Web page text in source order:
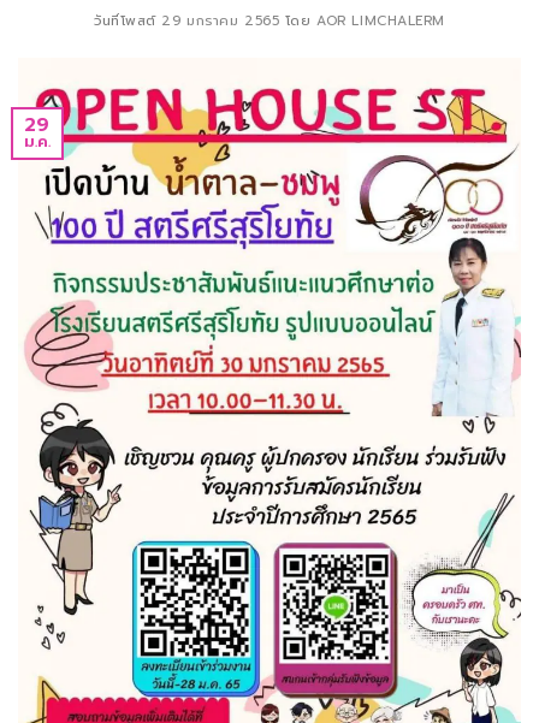
วันที่โพสต์ 29 มกราคม 2565 โดยAOR LIMCHALERM
29
ม.ค.